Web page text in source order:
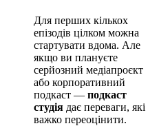
Для перших кількох
епізодів цілком можна
стартувати вдома. Але
якщо ви плануєте
серйозний медіапроєкт
або корпоративний
подкаст — подкаст
студія дає переваги, які
важко переоцінити.